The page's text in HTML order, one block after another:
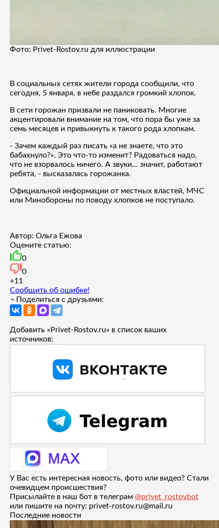
Фото: Privet-Rostov.ru для иллюстрации
В социальных сетях жители города сообщили, что
сегодня, 5 января, в небе раздался громкий хлопок.
В сети горожан призвали не паниковать. Многие
акцентировали внимание на том, что пора бы уже за
семь месяцев и привыкнуть к такого рода хлопкам.
- Зачем каждый раз писать «а не знаете, что это
бабахнуло?». Это что-то изменит? Радоваться надо,
что не взорвалось ничего. А звуки… значит, работают
ребята, - высказалась горожанка.
Официальной информации от местных властей, МЧС
или Минобороны по поводу хлопков не поступало.
Автор: Ольга Ежова
Оцените статью:
0
0
+1 1
Сообщить об ошибке!
Поделиться с друзьями:
Добавить «Privet-Rostov.ru» в список ваших
источников:
У Вас есть интересная новость, фото или видео? Стали
очевидцем происшествия?
Присылайте в наш бот в телеграм @privet_rostovbot
или пишите на почту: privet-rostov.ru@mail.ru
Последние новости